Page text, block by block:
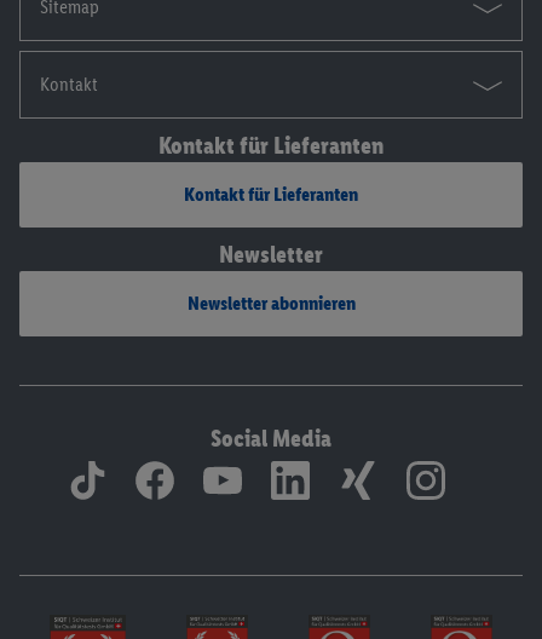
Sitemap
Kontakt
Kontakt für Lieferanten
Kontakt für Lieferanten
Newsletter
Newsletter abonnieren
Social Media